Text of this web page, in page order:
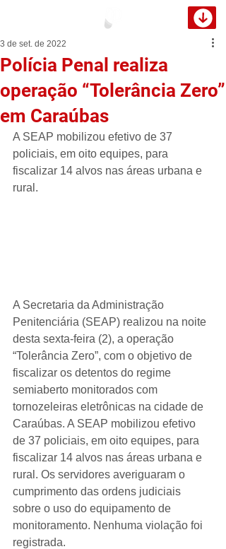
Polícia Penal realiza
operação “Tolerância Zero”
em Caraúbas
3 de set. de 2022
A SEAP mobilizou efetivo de 37
policiais, em oito equipes, para
fiscalizar 14 alvos nas áreas urbana e
rural.
A Secretaria da Administração
Penitenciária (SEAP) realizou na noite
desta sexta-feira (2), a operação
“Tolerância Zero”, com o objetivo de
fiscalizar os detentos do regime
semiaberto monitorados com
tornozeleiras eletrônicas na cidade de
Caraúbas. A SEAP mobilizou efetivo
de 37 policiais, em oito equipes, para
fiscalizar 14 alvos nas áreas urbana e
rural. Os servidores averiguaram o
cumprimento das ordens judiciais
sobre o uso do equipamento de
monitoramento. Nenhuma violação foi
registrada.